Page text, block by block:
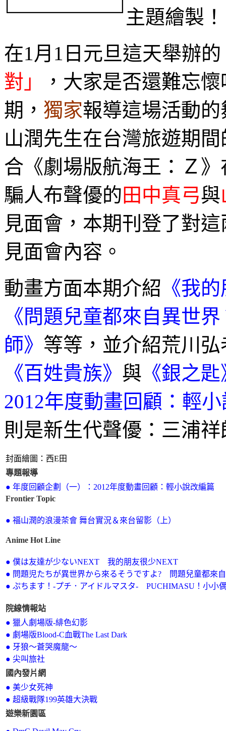
主題繪製！
在1月1日元旦這天舉辦的
對」
，大家是否還難忘
期， 獨家報導這場活動
山潤先生在台灣旅遊期
合《劇場版航海王：Ｚ
騙人布聲優的田中真弓與
見面會，本期刊登了對
見面會內容。
動畫方面本期介紹 《我
《問題兒童都來自異世
師》 等等，並介紹荒川
《百姓貴族》 與 《銀之
2012年度動畫回顧：輕
則是新生代聲優：三浦祥
封面繪圖：西E田
專題報導
● 年度回顧企劃（一）：2012年度動畫回顧：輕小說改編篇
Frontier Topic
● 福山潤的浪漫茶會 舞台實況＆來台留影（上）
Anime Hot Line
● 僕は友達が少ないNEXT 我的朋友很少NEXT
● 問題児たちが異世界から來るそうですよ? 問題兒童都來
● ぷちます！-プチ．アイドルマスタ- PUCHIMASU！小小
院線情報站
● 獵人劇場版-緋色幻影
● 劇場版Blood-C血戰The Last Dark
● 牙狼～蒼哭魔龍～
● 尖叫旅社
國內發片網
● 美少女死神
● 超級戰隊199英雄大決戰
遊樂新園區